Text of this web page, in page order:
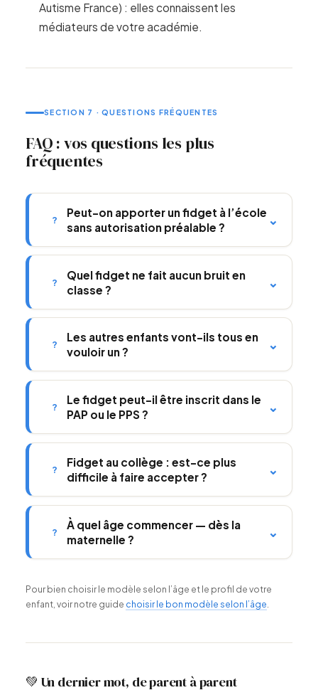
Autisme France) : elles connaissent les
médiateurs de votre académie.
SECTION 7 · QUESTIONS FRÉQUENTES
FAQ : vos questions les plus
fréquentes
?
Peut-on apporter un fidget à l’école
sans autorisation préalable ?
⌄
?
Quel fidget ne fait aucun bruit en
classe ?
⌄
?
Les autres enfants vont-ils tous en
vouloir un ?
⌄
?
Le fidget peut-il être inscrit dans le
PAP ou le PPS ?
⌄
?
Fidget au collège : est-ce plus
difficile à faire accepter ?
⌄
?
À quel âge commencer — dès la
maternelle ?
⌄
Pour bien choisir le modèle selon l’âge et le profil de votre
enfant, voir notre guide choisir le bon modèle selon l’âge
💚 Un dernier mot, de parent à parent